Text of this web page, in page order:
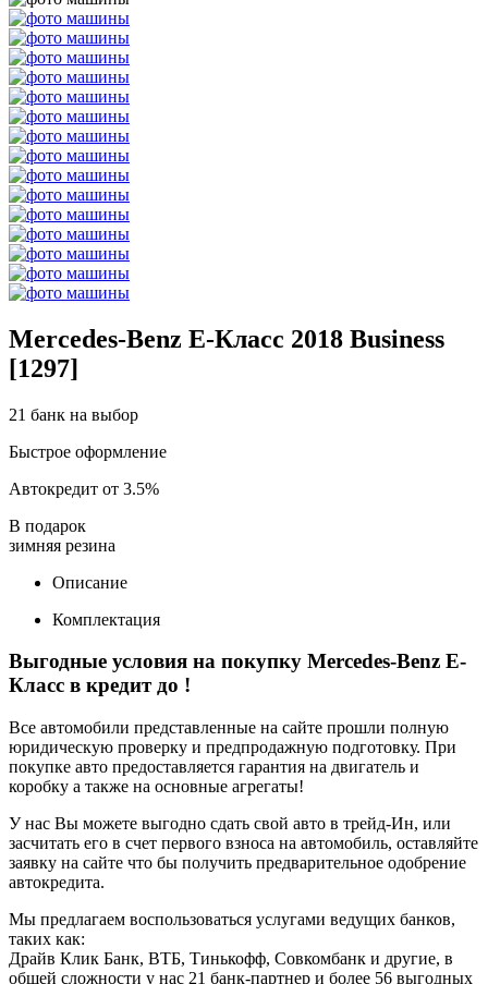
Mercedes-Benz E-Класс 2018 Business
[1297]
21 банк на выбор
Быстрое оформление
Автокредит от 3.5%
В подарок
зимняя резина
Описание
Комплектация
Выгодные условия на покупку Mercedes-Benz E-
Класс в кредит до !
Все автомобили представленные на сайте прошли полную
юридическую проверку и предпродажную подготовку. При
покупке авто предоставляется гарантия на двигатель и
коробку а также на основные агрегаты!
У нас Вы можете выгодно сдать свой авто в трейд-Ин, или
засчитать его в счет первого взноса на автомобиль, оставляйте
заявку на сайте что бы получить предварительное одобрение
автокредита.
Мы предлагаем воспользоваться услугами ведущих банков,
таких как:
Драйв Клик Банк, ВТБ, Тинькофф, Совкомбанк и другие, в
общей сложности у нас 21 банк-партнер и более 56 выгодных